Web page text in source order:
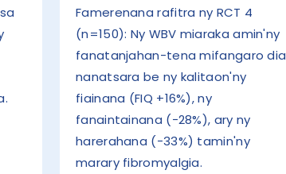
Famerenana rafitra ny RCT 4
(n=150): Ny WBV miaraka amin'ny
fanatanjahan-tena mifangaro dia
nanatsara be ny kalitaon'ny
fiainana (FIQ +16%), ny
fanaintainana (−28%), ary ny
harerahana (−33%) tamin'ny
marary fibromyalgia.